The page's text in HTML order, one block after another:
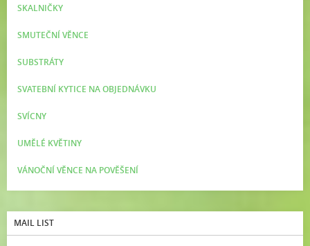
SKALNIČKY
SMUTEČNÍ VĚNCE
SUBSTRÁTY
SVATEBNÍ KYTICE NA OBJEDNÁVKU
SVÍCNY
UMĚLÉ KVĚTINY
VÁNOČNÍ VĚNCE NA POVĚŠENÍ
MAIL LIST